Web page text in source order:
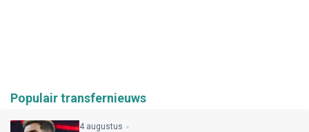
Populair transfernieuws
4 augustus